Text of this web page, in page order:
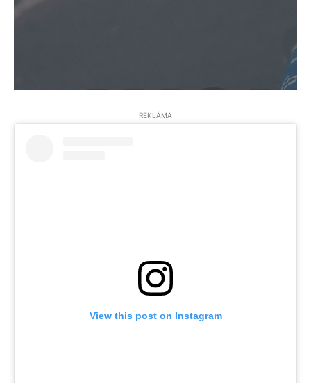
REKLĀMA
View this post on Instagram